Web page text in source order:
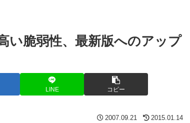
い脆弱性、最新版へのアップ
LINE コピー
2007.09.21 2015.01.14